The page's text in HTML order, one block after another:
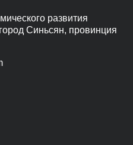
развития
Синьсян, провинция